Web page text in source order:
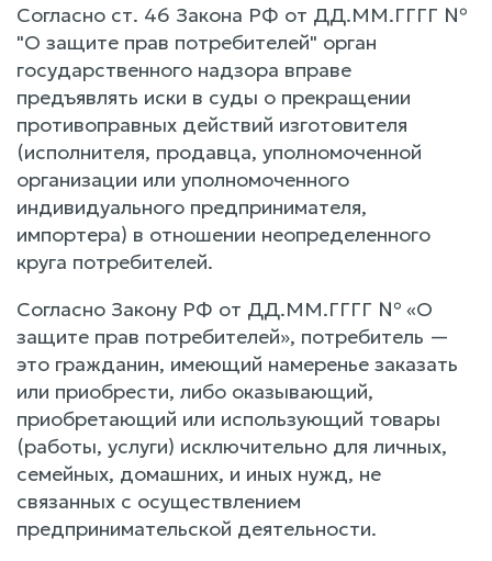
Согласно ст. 46 Закона РФ от ДД.ММ.ГГГГ №
"О защите прав потребителей" орган
государственного надзора вправе
предъявлять иски в суды о прекращении
противоправных действий изготовителя
(исполнителя, продавца, уполномоченной
организации или уполномоченного
индивидуального предпринимателя,
импортера) в отношении неопределенного
круга потребителей.
Согласно Закону РФ от ДД.ММ.ГГГГ № «О
защите прав потребителей», потребитель —
это гражданин, имеющий намеренье заказать
или приобрести, либо оказывающий,
приобретающий или использующий товары
(работы, услуги) исключительно для личных,
семейных, домашних, и иных нужд, не
связанных с осуществлением
предпринимательской деятельности.